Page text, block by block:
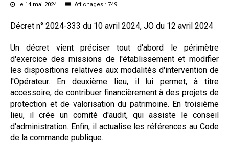
Conclusions et Rapports
Formez-vous !
le 14 mai 2024
Affichages : 749
Décret n° 2024-333 du 10 avril 2024, JO du 12 avril 2024
Un décret vient préciser tout d'abord le périmètre
d'exercice des missions de l'établissement et modifier
les dispositions relatives aux modalités d'intervention de
l'Opérateur. En deuxième lieu, il lui permet, à titre
accessoire, de contribuer financièrement à des projets de
protection et de valorisation du patrimoine. En troisième
lieu, il crée un comité d'audit, qui assiste le conseil
d'administration. Enfin, il actualise les références au Code
de la commande publique.